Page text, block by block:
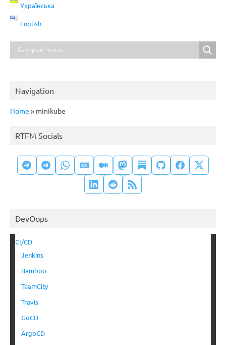
Українська
English
Navigation
Home » minikube
RTFM Socials
DevOops
CI/CD
Jenkins
Bamboo
TeamCity
Travis
GoCD
ArgoCD